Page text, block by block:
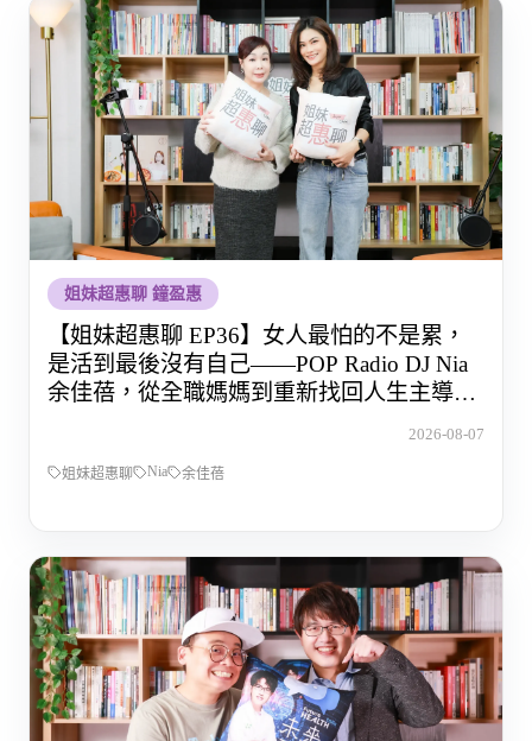
姐妹超惠聊 鐘盈惠
【姐妹超惠聊 EP36】女人最怕的不是累，
是活到最後沒有自己——POP Radio DJ Nia
余佳蓓，從全職媽媽到重新找回人生主導權
2026-08-07
姐妹超惠聊 Nia 余佳蓓